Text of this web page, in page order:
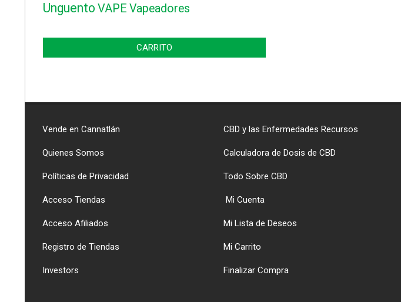
Unguento VAPE Vapeadores
CARRITO
Vende en Cannatlán
Quienes Somos
Políticas de Privacidad
Acceso Tiendas
Acceso Afiliados
Registro de Tiendas
Investors
CBD y las Enfermedades Recursos
Calculadora de Dosis de CBD
Todo Sobre CBD
Mi Cuenta
Mi Lista de Deseos
Mi Carrito
Finalizar Compra